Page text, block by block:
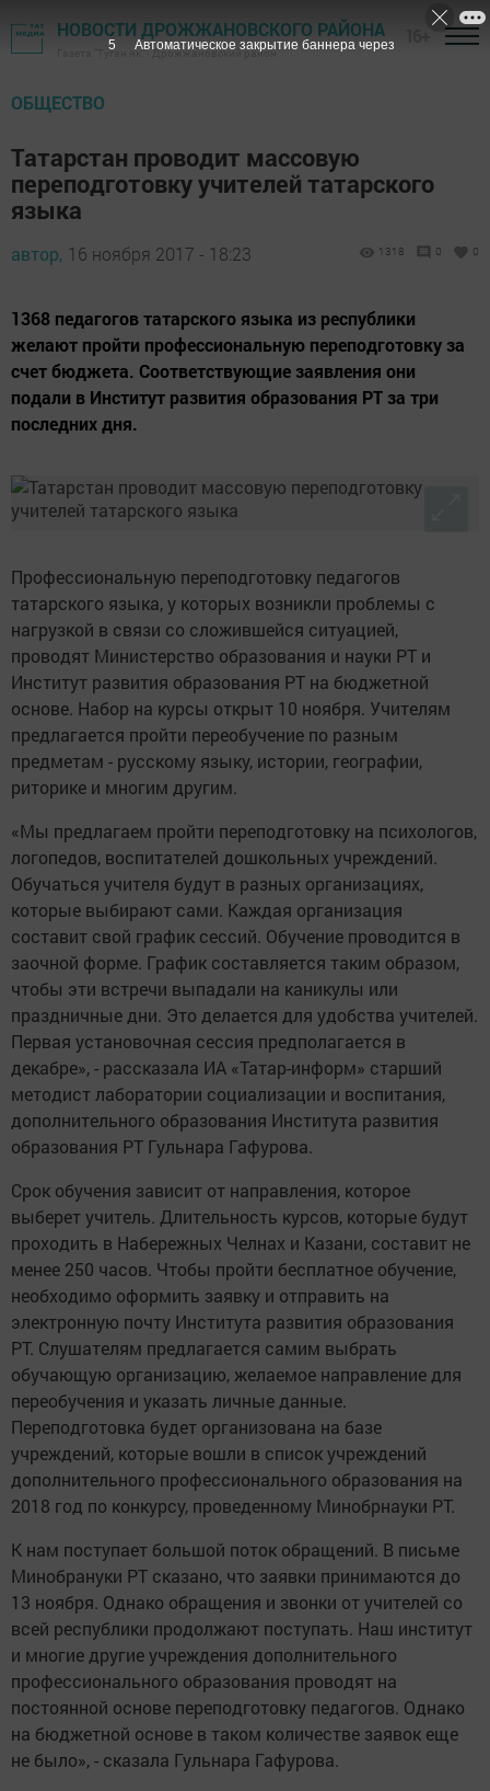
НОВОСТИ ДРОЖЖАНОВСКОГО РАЙОНА
Газета "Туган як" - Дрожжановский район
ОБЩЕСТВО
Татарстан проводит массовую
переподготовку учителей татарского
языка
автор, 16 ноября 2017 - 18:23 1318 0 0
1368 педагогов татарского языка из республики
желают пройти профессиональную переподготовку за
счет бюджета. Соответствующие заявления они
подали в Институт развития образования РТ за три
последних дня.
Профессиональную переподготовку педагогов
татарского языка, у которых возникли проблемы с
нагрузкой в связи со сложившейся ситуацией,
проводят Министерство образования и науки РТ и
Институт развития образования РТ на бюджетной
основе. Набор на курсы открыт 10 ноября. Учителям
предлагается пройти переобучение по разным
предметам - русскому языку, истории, географии,
риторике и многим другим.
«Мы предлагаем пройти переподготовку на психологов,
логопедов, воспитателей дошкольных учреждений.
Обучаться учителя будут в разных организациях,
которые выбирают сами. Каждая организация
составит свой график сессий. Обучение проводится в
заочной форме. График составляется таким образом,
чтобы эти встречи выпадали на каникулы или
праздничные дни. Это делается для удобства учителей.
Первая установочная сессия предполагается в
декабре», - рассказала ИА «Татар-информ» старший
методист лаборатории социализации и воспитания,
дополнительного образования Института развития
образования РТ Гульнара Гафурова.
Срок обучения зависит от направления, которое
выберет учитель. Длительность курсов, которые будут
проходить в Набережных Челнах и Казани, составит не
менее 250 часов. Чтобы пройти бесплатное обучение,
необходимо оформить заявку и отправить на
электронную почту Института развития образования
РТ. Слушателям предлагается самим выбрать
обучающую организацию, желаемое направление для
переобучения и указать личные данные.
Переподготовка будет организована на базе
учреждений, которые вошли в список учреждений
дополнительного профессионального образования на
2018 год по конкурсу, проведенному Минобрнауки РТ.
К нам поступает большой поток обращений. В письме
Минобрануки РТ сказано, что заявки принимаются до
13 ноября. Однако обращения и звонки от учителей со
всей республики продолжают поступать. Наш институт
и многие другие учреждения дополнительного
профессионального образования проводят на
постоянной основе переподготовку педагогов. Однако
на бюджетной основе в таком количестве заявок еще
не было», - сказала Гульнара Гафурова.
4 Автоматическое закрытие баннера через